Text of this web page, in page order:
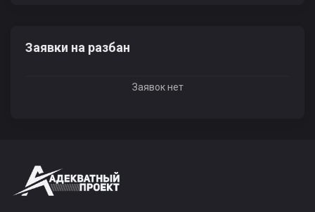
Заявки на разбан
Заявок нет